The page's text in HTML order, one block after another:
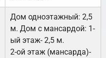
Дом одноэтажный: 2,5
м. Дом с мансардой: 1-
ый этаж- 2,5 м.
2-ой этаж (мансарда)-